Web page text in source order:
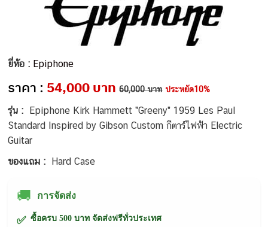
ยี่ห้อ : Epiphone
ราคา : 54,000 บาท 60,000 บาท ประหยัด10%
รุ่น : Epiphone Kirk Hammett "Greeny" 1959 Les Paul
Standard Inspired by Gibson Custom กีตาร์ไฟฟ้า Electric
Guitar
ของแถม : Hard Case
🚚 การจัดส่ง
✅ ซื้อครบ 500 บาท จัดส่งฟรีทั่วประเทศ